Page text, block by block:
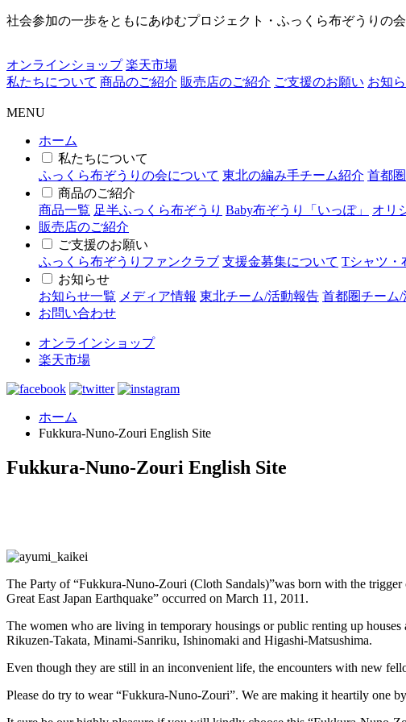
社会参加の一歩をともにあゆむプロジェクト・ふっくら布ぞうりの会
オンラインショップ 楽天市場
私たちについて 商品のご紹介 販売店のご紹介 ご支援のお願い お知
MENU
ホーム
私たちについて
ふっくら布ぞうりの会について 東北の編み手チーム紹介 首都
商品のご紹介
商品一覧 足半ふっくら布ぞうり Baby布ぞうり「いっぽ」
オリ
販売店のご紹介
ご支援のお願い
ふっくら布ぞうりファンクラブ 支援金募集について Tシャツ・
お知らせ
お知らせ一覧 メディア情報 東北チーム/活動報告 首都圏チーム
お問い合わせ
オンラインショップ
楽天市場
ホーム
Fukkura-Nuno-Zouri English Site
Fukkura-Nuno-Zouri English Site
The Party of “Fukkura-Nuno-Zouri (Cloth Sandals)”was born with the
Great East Japan Earthquake” occurred on March 11, 2011.
The women who are living in temporary housings or public renting up
Rikuzen-Takata, Minami-Sanriku, Ishinomaki and Higashi-Matsushima.
Even though they are still in an inconvenient life, the encounters with new
Please do try to wear “Fukkura-Nuno-Zouri”. We are making it heartily one